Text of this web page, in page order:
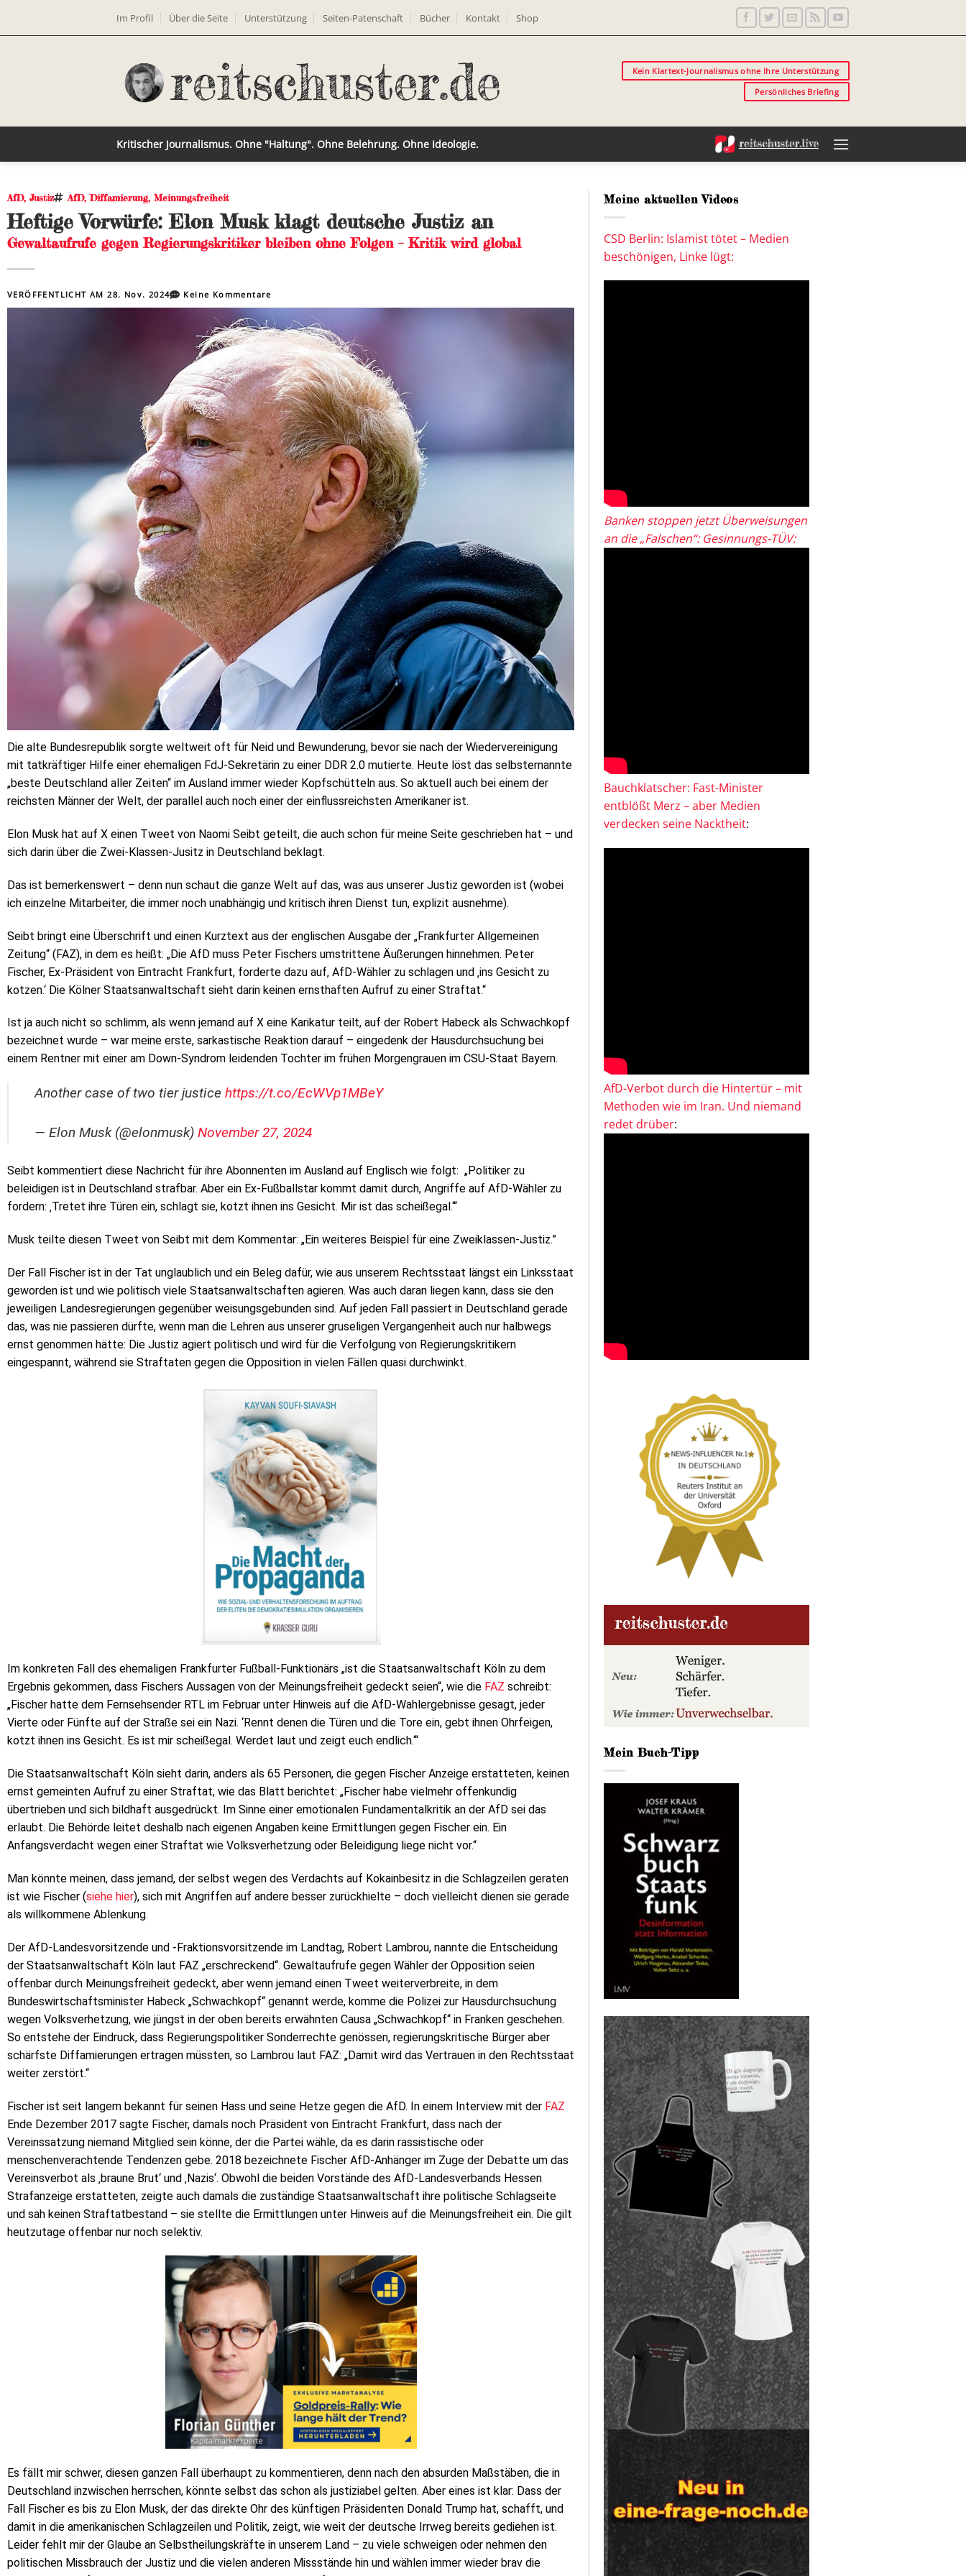
Im Profil Über die Seite Unterstützung Seiten-Patenschaft Bücher Kontakt Shop
Kein Klartext-Journalismus ohne Ihre Unterstützung
Persönliches Briefing
Kritischer Journalismus. Ohne "Haltung". Ohne Belehrung. Ohne Ideologie.
AfD, Justiz AfD,Diffamierung, Meinungsfreiheit
Heftige Vorwürfe: Elon Musk klagt deutsche Justiz an
Gewaltaufrufe gegen Regierungskritiker bleiben ohne Folgen – Kritik wird global
VERÖFFENTLICHT AM28. Nov. 2024 Keine Kommentare
Die alte Bundesrepublik sorgte weltweit oft für Neid und Bewunderung, bevor sie nach der Wiedervereinigung
mit tatkräftiger Hilfe einer ehemaligen FdJ-Sekretärin zu einer DDR 2.0 mutierte. Heute löst das selbsternannte
„beste Deutschland aller Zeiten“ im Ausland immer wieder Kopfschütteln aus. So aktuell auch bei einem der
reichsten Männer der Welt, der parallel auch noch einer der einflussreichsten Amerikaner ist.
Elon Musk hat auf X einen Tweet von Naomi Seibt geteilt, die auch schon für meine Seite geschrieben hat – und
sich darin über die Zwei-Klassen-Jusitz in Deutschland beklagt.
Das ist bemerkenswert – denn nun schaut die ganze Welt auf das, was aus unserer Justiz geworden ist (wobei
ich einzelne Mitarbeiter, die immer noch unabhängig und kritisch ihren Dienst tun, explizit ausnehme).
Seibt bringt eine Überschrift und einen Kurztext aus der englischen Ausgabe der „Frankfurter Allgemeinen
Zeitung“ (FAZ), in dem es heißt: „Die AfD muss Peter Fischers umstrittene Äußerungen hinnehmen. Peter
Fischer, Ex-Präsident von Eintracht Frankfurt, forderte dazu auf, AfD-Wähler zu schlagen und ‚ins Gesicht zu
kotzen.‘ Die Kölner Staatsanwaltschaft sieht darin keinen ernsthaften Aufruf zu einer Straftat.“
Ist ja auch nicht so schlimm, als wenn jemand auf X eine Karikatur teilt, auf der Robert Habeck als Schwachkopf
bezeichnet wurde – war meine erste, sarkastische Reaktion darauf – eingedenk der Hausdurchsuchung bei
einem Rentner mit einer am Down-Syndrom leidenden Tochter im frühen Morgengrauen im CSU-Staat Bayern.
Another case of two tier justice https://t.co/EcWVp1MBeY
— Elon Musk (@elonmusk) November 27, 2024
Seibt kommentiert diese Nachricht für ihre Abonnenten im Ausland auf Englisch wie folgt: „Politiker zu
beleidigen ist in Deutschland strafbar. Aber ein Ex-Fußballstar kommt damit durch, Angriffe auf AfD-Wähler zu
fordern: ‚Tretet ihre Türen ein, schlagt sie, kotzt ihnen ins Gesicht. Mir ist das scheißegal.‘“
Musk teilte diesen Tweet von Seibt mit dem Kommentar: „Ein weiteres Beispiel für eine Zweiklassen-Justiz.”
Der Fall Fischer ist in der Tat unglaublich und ein Beleg dafür, wie aus unserem Rechtsstaat längst ein Linksstaat
geworden ist und wie politisch viele Staatsanwaltschaften agieren. Was auch daran liegen kann, dass sie den
jeweiligen Landesregierungen gegenüber weisungsgebunden sind. Auf jeden Fall passiert in Deutschland gerade
das, was nie passieren dürfte, wenn man die Lehren aus unserer gruseligen Vergangenheit auch nur halbwegs
ernst genommen hätte: Die Justiz agiert politisch und wird für die Verfolgung von Regierungskritikern
eingespannt, während sie Straftaten gegen die Opposition in vielen Fällen quasi durchwinkt.
Im konkreten Fall des ehemaligen Frankfurter Fußball-Funktionärs „ist die Staatsanwaltschaft Köln zu dem
Ergebnis gekommen, dass Fischers Aussagen von der Meinungsfreiheit gedeckt seien“, wie die FAZ schreibt:
„Fischer hatte dem Fernsehsender RTL im Februar unter Hinweis auf die AfD-Wahlergebnisse gesagt, jeder
Vierte oder Fünfte auf der Straße sei ein Nazi. ‘Rennt denen die Türen und die Tore ein, gebt ihnen Ohrfeigen,
kotzt ihnen ins Gesicht. Es ist mir scheißegal. Werdet laut und zeigt euch endlich.‘“
Die Staatsanwaltschaft Köln sieht darin, anders als 65 Personen, die gegen Fischer Anzeige erstatteten, keinen
ernst gemeinten Aufruf zu einer Straftat, wie das Blatt berichtet: „Fischer habe vielmehr offenkundig
übertrieben und sich bildhaft ausgedrückt. Im Sinne einer emotionalen Fundamentalkritik an der AfD sei das
erlaubt. Die Behörde leitet deshalb nach eigenen Angaben keine Ermittlungen gegen Fischer ein. Ein
Anfangsverdacht wegen einer Straftat wie Volksverhetzung oder Beleidigung liege nicht vor.“
Man könnte meinen, dass jemand, der selbst wegen des Verdachts auf Kokainbesitz in die Schlagzeilen geraten
ist wie Fischer (siehe hier), sich mit Angriffen auf andere besser zurückhielte – doch vielleicht dienen sie gerade
als willkommene Ablenkung.
Der AfD-Landesvorsitzende und -Fraktionsvorsitzende im Landtag, Robert Lambrou, nannte die Entscheidung
der Staatsanwaltschaft Köln laut FAZ „erschreckend“. Gewaltaufrufe gegen Wähler der Opposition seien
offenbar durch Meinungsfreiheit gedeckt, aber wenn jemand einen Tweet weiterverbreite, in dem
Bundeswirtschaftsminister Habeck „Schwachkopf“ genannt werde, komme die Polizei zur Hausdurchsuchung
wegen Volksverhetzung, wie jüngst in der oben bereits erwähnten Causa „Schwachkopf“ in Franken geschehen.
So entstehe der Eindruck, dass Regierungspolitiker ­Sonderrechte genössen, regierungskritische Bürger aber
schärfste Diffamierungen ertragen müssten, so Lambrou laut FAZ: „Damit wird das Vertrauen in den Rechtsstaat
weiter zerstört.“
Fischer ist seit langem bekannt für seinen Hass und seine Hetze gegen die AfD. In einem Interview mit der FAZ
Ende Dezember 2017 sagte Fischer, damals noch Präsident von Eintracht Frankfurt, dass nach der
Vereinssatzung niemand Mitglied sein könne, der die Partei wähle, da es darin rassistische oder
menschenverachtende Tendenzen gebe. 2018 bezeichnete Fischer AfD-Anhänger im Zuge der Debatte um das
Vereinsverbot als ‚braune Brut‘ und ‚Nazis‘. Obwohl die beiden Vorstände des AfD-Landesverbands Hessen
Strafanzeige erstatteten, zeigte auch damals die zuständige Staatsanwaltschaft ihre politische Schlagseite
und sah keinen Straftatbestand – sie stellte die Ermittlungen unter Hinweis auf die Meinungsfreiheit ein. Die gilt
heutzutage offenbar nur noch selektiv.
Es fällt mir schwer, diesen ganzen Fall überhaupt zu kommentieren, denn nach den absurden Maßstäben, die in
Deutschland inzwischen herrschen, könnte selbst das schon als justiziabel gelten. Aber eines ist klar: Dass der
Fall Fischer es bis zu Elon Musk, der das direkte Ohr des künftigen Präsidenten Donald Trump hat, schafft, und
damit in die amerikanischen Schlagzeilen und Politik, zeigt, wie weit der deutsche Irrweg bereits gediehen ist.
Leider fehlt mir der Glaube an Selbstheilungskräfte in unserem Land – zu viele schweigen oder nehmen den
politischen Missbrauch der Justiz und die vielen anderen Missstände hin und wählen immer wieder brav die
Meine aktuellen Videos
CSD Berlin: Islamist tötet – Medien
beschönigen, Linke lügt:
Banken stoppen jetzt Überweisungen
an die „Falschen“: Gesinnungs-TÜV:
Bauchklatscher: Fast-Minister
entblößt Merz – aber Medien
verdecken seine Nacktheit:
AfD-Verbot durch die Hintertür – mit
Methoden wie im Iran. Und niemand
redet drüber:
Mein Buch-Tipp